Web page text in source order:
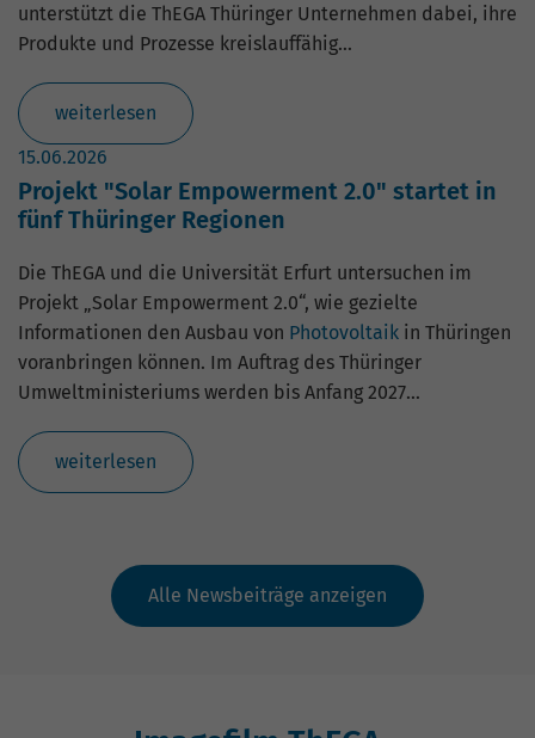
unterstützt die ThEGA Thüringer Unternehmen dabei, ihre
Produkte und Prozesse kreislauffähig…
weiterlesen
15.06.2026
Projekt "Solar Empowerment 2.0" startet in
fünf Thüringer Regionen
Die ThEGA und die Universität Erfurt untersuchen im
Projekt „Solar Empowerment 2.0“, wie gezielte
Informationen den Ausbau von Photovoltaik in Thüringen
voranbringen können. Im Auftrag des Thüringer
Umweltministeriums werden bis Anfang 2027…
weiterlesen
Alle Newsbeiträge anzeigen